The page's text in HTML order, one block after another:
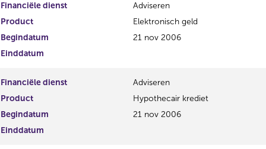
Financiële dienst
Adviseren
Product
Elektronisch geld
Begindatum
21 nov 2006
Einddatum
Financiële dienst
Adviseren
Product
Hypothecair krediet
Begindatum
21 nov 2006
Einddatum